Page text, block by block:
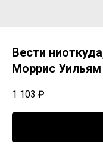
Вести
Моррис Уильям
1 103 ₽